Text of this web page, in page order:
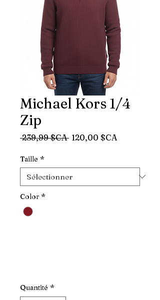
Michael Kors 1/4
Zip
239,99 $CA Prix
120,00 $CA
Taille *
Color *
Quantité *